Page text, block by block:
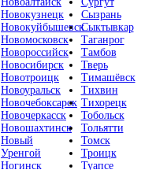
Новокузнецк
Новокуйбышевск
Новомосковск
Новороссийск
Новосибирск
Новотроицк
Новоуральск
Новочебоксарск
Новочеркасск
Новошахтинск
Новый
Уренгой
Ногинск
Сызрань
Сыктывкар
Таганрог
Тамбов
Тверь
Тимашёвск
Тихвин
Тихорецк
Тобольск
Тольятти
Томск
Троицк
Туапсе